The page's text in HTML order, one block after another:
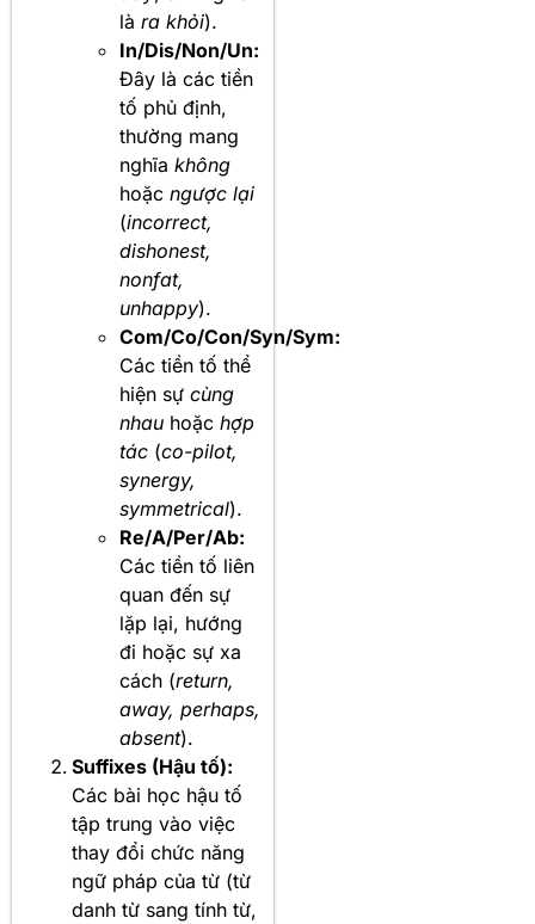
là ra khỏi).
In/Dis/Non/Un:
Đây là các tiền
tố phủ định,
thường mang
nghĩa không
hoặc ngược lại
(incorrect,
dishonest,
nonfat,
unhappy).
Com/Co/Con/Syn/Sym:
Các tiền tố thể
hiện sự cùng
nhau hoặc hợp
tác (co-pilot,
synergy,
symmetrical).
Re/A/Per/Ab:
Các tiền tố liên
quan đến sự
lặp lại, hướng
đi hoặc sự xa
cách (return,
away, perhaps,
absent).
Suffixes (Hậu tố):
Các bài học hậu tố
tập trung vào việc
thay đổi chức năng
ngữ pháp của từ (từ
danh từ sang tính từ,